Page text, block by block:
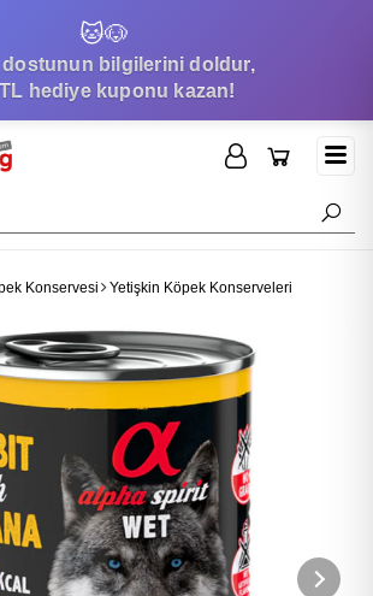
🐱🐶
dostunun bilgilerini doldur,
hediye kuponu kazan!
Konservesi Yetişkin Köpek Konserveleri